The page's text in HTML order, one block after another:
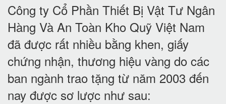
Công ty Cổ Phần Thiết Bị Vật Tư Ngân
Hàng Và An Toàn Kho Quỹ Việt Nam
đã được rất nhiều bằng khen, giấy
chứng nhận, thương hiệu vàng do các
ban ngành trao tặng từ năm 2003 đến
nay được sơ lược như sau: